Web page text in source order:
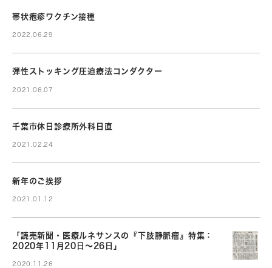
帯状疱疹ワクチン接種
2022.06.29
弾性ストッキング圧迫療法コンダクター
2021.06.07
千葉市休日診療所外科日直
2021.02.24
新年のご挨拶
2021.01.12
「読売新聞・医療ルネサンスの『下肢静脈瘤』特集：
2020年11月20日～26日」
2020.11.26